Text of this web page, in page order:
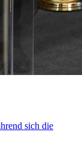
sich die